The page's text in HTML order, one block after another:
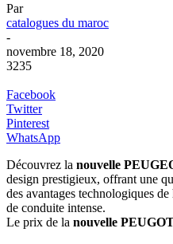
Par
catalogues du maroc
-
novembre 18, 2020
3235
Facebook
Twitter
Pinterest
WhatsApp
Découvrez la nouvelle
design prestigieux, offrant une
des avantages technologiques
de conduite intense.
Le prix de la nouvelle